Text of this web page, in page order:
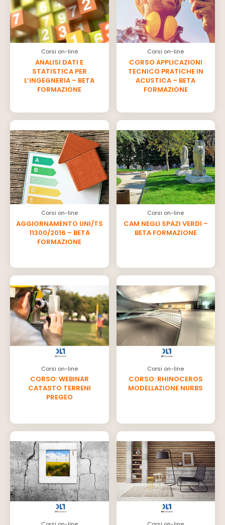
Corsi on-line
ANALISI DATI E
STATISTICA PER
L’INGEGNERIA – BETA
FORMAZIONE
Corsi on-line
CORSO APPLICAZIONI
TECNICO PRATICHE IN
ACUSTICA – BETA
FORMAZIONE
Corsi on-line
AGGIORNAMENTO UNI/TS
11300/2016 – BETA
FORMAZIONE
Corsi on-line
CAM NEGLI SPAZI VERDI –
BETA FORMAZIONE
Corsi on-line
CORSO: WEBINAR
CATASTO TERRENI
PREGEO
Corsi on-line
CORSO: RHINOCEROS
MODELLAZIONE NURBS